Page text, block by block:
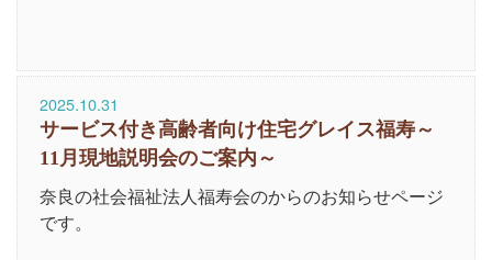
2025.10.31
サービス付き高齢者向け住宅グレイス福寿～
11月現地説明会のご案内～
奈良の社会福祉法人福寿会のからのお知らせページ
です。